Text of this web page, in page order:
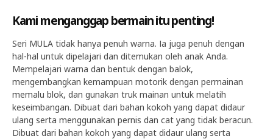
Kami menganggap bermain itu penting!
Seri MULA tidak hanya penuh warna. Ia juga penuh dengan
hal-hal untuk dipelajari dan ditemukan oleh anak Anda.
Mempelajari warna dan bentuk dengan balok,
mengembangkan kemampuan motorik dengan permainan
memalu blok, dan gunakan truk mainan untuk melatih
keseimbangan. Dibuat dari bahan kokoh yang dapat didaur
ulang serta menggunakan pernis dan cat yang tidak beracun.
Dibuat dari bahan kokoh yang dapat didaur ulang serta